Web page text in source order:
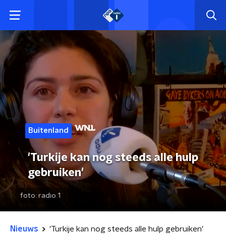
Buitenland
'Turkije kan nog steeds alle hulp
gebruiken'
foto: radio 1
Nieuws 'Turkije kan nog steeds alle hulp gebruiken'